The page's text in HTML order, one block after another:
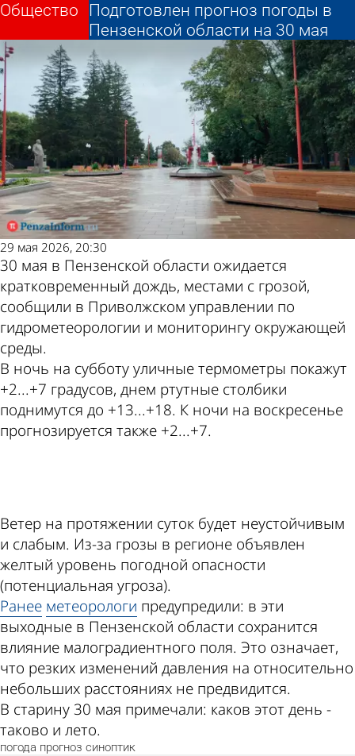
Подготовлен прогноз погоды в
Пензенской области на 30 мая
Общество
29 мая 2026, 20:30
30 мая в Пензенской области ожидается
кратковременный дождь, местами с грозой,
сообщили в Приволжском управлении по
гидрометеорологии и мониторингу окружающей
среды.
В ночь на субботу уличные термометры покажут
+2...+7 градусов, днем ртутные столбики
поднимутся до +13...+18. К ночи на воскресенье
прогнозируется также +2...+7.
Ветер на протяжении суток будет неустойчивым
и слабым. Из-за грозы в регионе объявлен
желтый уровень погодной опасности
(потенциальная угроза).
Ранее метеорологи предупредили: в эти
выходные в Пензенской области сохранится
влияние малоградиентного поля. Это означает,
что резких изменений давления на относительно
небольших расстояниях не предвидится.
В старину 30 мая примечали: каков этот день -
таково и лето.
погода прогноз синоптик
Подготовлен прогноз погоды в
Пензенской области на 30 мая
Общество
Другие новости по
теме
Погода и курсы
валют в Пензе